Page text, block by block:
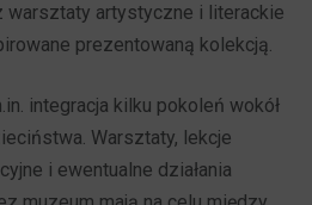
warsztaty artystyczne i literackie
prezentowaną kolekcją.
integracja kilku pokoleń wokół
Warsztaty, lekcje
i ewentualne działania